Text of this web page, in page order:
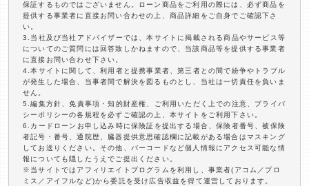
保証するものではございません。ローン商品をご利用の際には、必ず商品を
提供する事業者に直接お問い合わせの上、商品詳細をご自身でご確認下さ
い。
3.当社及び当社アドバイザーでは、本サイトに掲載される商品やサービス等
についてのご質問には回答致しかねますので、当該商品等を提供する事業者
に直接お問い合わせ下さい。
4.本サイトに関して、利用者と提携事業者、第三者との間で紛争やトラブル
が発生した場合、当事者間で解決を図るものとし、当社は一切責任を負いま
せん。
5.編集方針、免責事項・知的財産権、ご利用いただく上での注意、プライバ
シーポリシーの各規程を必ずご確認の上、本サイトをご利用下さい。
6.カードローンお申し込み時に保険証を提出する場合、保険者番号、被保険
者記号・番号、通院歴、臓器提供意思確認欄に記載がある場合はマスキング
してお送りください。その他、バーコードなど個人情報にアクセス可能な情
報についても隠したうえでご提出ください。
※当サイトではアフィリエイトプログラムを利用し、事業者(アコム／プロ
ミス／アイフルなど)から委託を受け広告収益を得て運営しております。